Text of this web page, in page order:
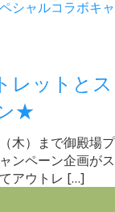
レットとス
★
木）まで御殿場プ
ンペーン企画がス
アウトレ […]